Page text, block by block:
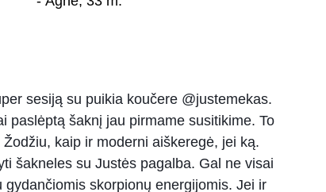
sesiją su puikia koučere @justemekas.
paslėptą šaknį jau pirmame susitikime. To
kaip ir moderni aiškeregė, jei ką.
šakneles su Justės pagalba. Gal ne visai
gydančiomis skorpionų energijomis. Jei ir